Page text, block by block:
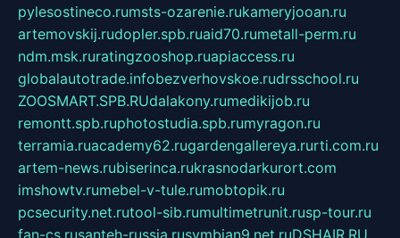
pylesostineco.rumsts-ozarenie.rukameryjooan.ru
artemovskij.rudopler.spb.ruaid70.rumetall-perm.ru
ndm.msk.ruratingzooshop.ruapiaccess.ru
globalautotrade.infobezverhovskoe.rudrsschool.ru
ZOOSMART.SPB.RUdalakony.rumedikijob.ru
remontt.spb.ruphotostudia.spb.rumyragon.ru
terramia.ruacademy62.rugardengallereya.rurti.com.ru
artem-news.rubiserinca.rukrasnodarkurort.com
imshowtv.rumebel-v-tule.rumobtopik.ru
pcsecurity.net.rutool-sib.rumultimetrunit.rusp-tour.ru